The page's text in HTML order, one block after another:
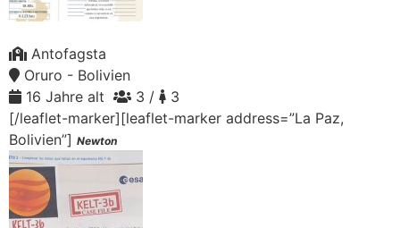
Antofagsta
Oruro - Bolivien
16 Jahre alt
3 /
3
[/leaflet-marker][leaflet-marker address=”La Paz,
Bolivien”] Newton